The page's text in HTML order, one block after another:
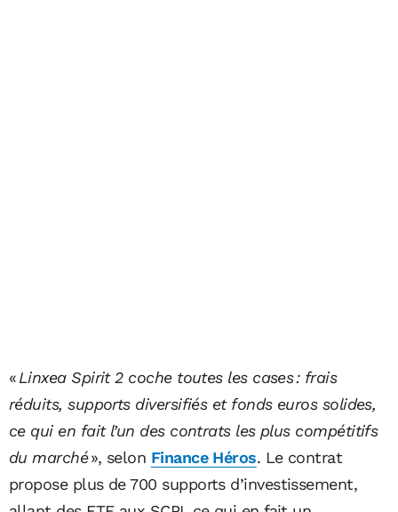
«Linxea Spirit 2 coche toutes les cases : frais
réduits, supports diversifiés et fonds euros solides,
ce qui en fait l’un des contrats les plus compétitifs
du marché», selon Finance Héros. Le contrat
propose plus de 700 supports d’investissement,